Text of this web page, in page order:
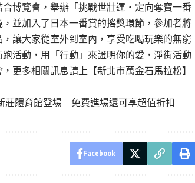
博覽會，舉辦「挑戰世壯運・定向奪寶一番
並加入了日本一番賞的搖獎環節，參加者將
讓大家從室外到室內，享受吃喝玩樂的無窮
活動，用「行動」來證明你的愛，淨街活動
更多相關訊息請上【新北市萬金石馬拉松】
莊體育館登場 免費進場還可享超值折扣
Facebook